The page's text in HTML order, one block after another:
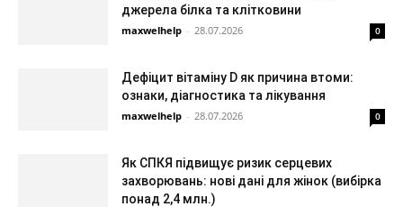
джерела білка та клітковини
maxwelhelp - 28.07.2026 0
Дефіцит вітаміну D як причина втоми:
ознаки, діагностика та лікування
maxwelhelp - 28.07.2026 0
Як СПКЯ підвищує ризик серцевих
захворювань: нові дані для жінок (вибірка
понад 2,4 млн.)